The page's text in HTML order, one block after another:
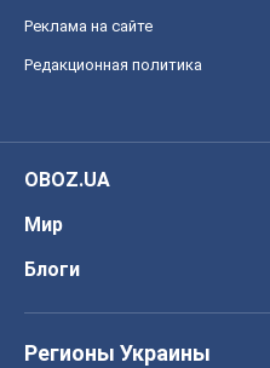
Реклама на сайте
Редакционная политика
OBOZ.UA
Мир
Блоги
Регионы Украины